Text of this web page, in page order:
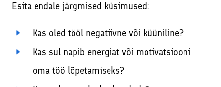
Esita endale järgmised küsimused:
Kas oled tööl negatiivne või küüniline?
Kas sul napib energiat või motivatsiooni
oma töö lõpetamiseks?